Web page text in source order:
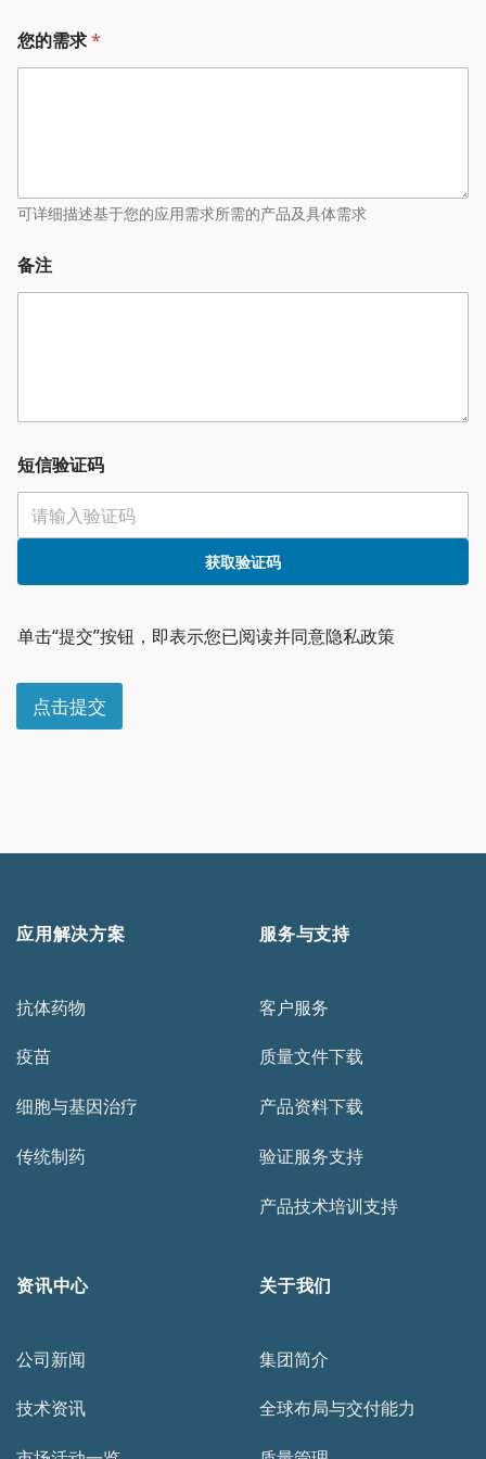
您的需求*
可详细描述基于您的应用需求所需的产品及具体需求
备注
短信验证码
获取验证码
单击“提交”按钮，即表示您已阅读并同意隐私政策
点击提交
应用解决方案
抗体药物
疫苗
细胞与基因治疗
传统制药
服务与支持
客户服务
质量文件下载
产品资料下载
验证服务支持
产品技术培训支持
资讯中心
公司新闻
技术资讯
关于我们
集团简介
全球布局与交付能力